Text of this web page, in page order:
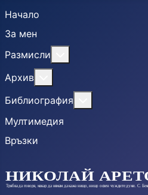
Начало
За мен
Размисли
Архив
Библиография
Мултимедия
Връзки